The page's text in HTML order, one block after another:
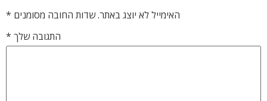
האימייל לא יוצג באתר.שדות החובה מסומנים *
התגובה שלך *